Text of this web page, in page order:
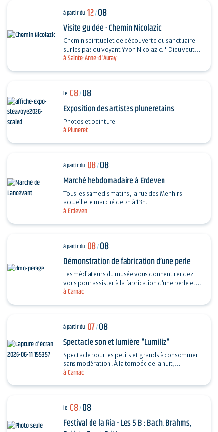
à Sainte-Anne-d'Auray
à partir du 12/08
Visite guidée - Chemin Nicolazic
Chemin spirituel et de découverte du sanctuaire
sur les pas du voyant Yvon Nicolazic. "Dieu veut
que je sois honorée ici", telles furent les paroles
à Pluneret
le 08/08
Exposition des artistes pluneretains
Photos et peinture
à Erdeven
à partir du 08/08
Marché hebdomadaire à Erdeven
Tous les samedis matins, la rue des Menhirs
accueille le marché de 7h à 13h.
à Carnac
à partir du 08/08
Démonstration de fabrication d’une perle
Les médiateurs du musée vous donnent rendez-
vous pour assister à la fabrication d’une perle et
vous dévoiler les techniques ingénieuses…
à Carnac
à partir du 07/08
Spectacle son et lumière "Lumiliz"
Spectacle pour les petits et grands à consommer
sans modération ! À la tombée de la nuit,
découvrez un spectacle de projections
le 08/08
Festival de la Ria - Les 5 B : Bach, Brahms,